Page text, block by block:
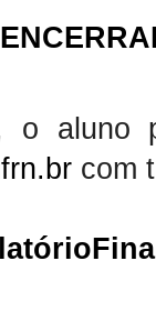
o aluno
com